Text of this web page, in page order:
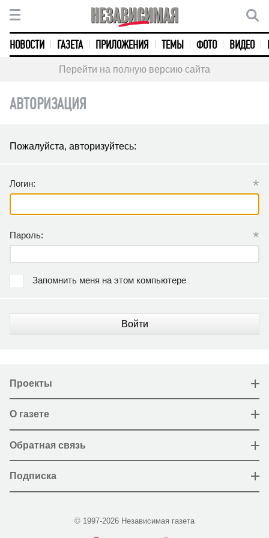
НОВОСТИ ГАЗЕТА ПРИЛОЖЕНИЯ ТЕМЫ ФОТО ВИДЕО
Перейти на полную версию сайта
АВТОРИЗАЦИЯ
Пожалуйста, авторизуйтесь:
Логин: *
Пароль: *
Запомнить меня на этом компьютере
Войти
Проекты
О газете
Обратная связь
Подписка
© 1997-2026 Независимая газета